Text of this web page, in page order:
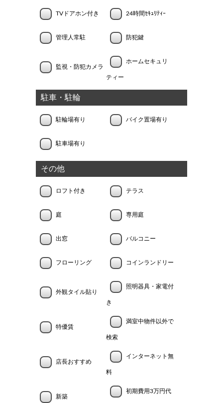
TVドアホン付き 24時間ｾｷｭﾘﾃｨｰ
管理人常駐 防犯鍵
監視・防犯カメラ
ホームセキュリ
ティー
駐車・駐輪
駐輪場有り バイク置場有り
駐車場有り
その他
ロフト付き テラス
庭 専用庭
出窓 バルコニー
フローリング コインランドリー
外観タイル貼り
照明器具・家電付
き
特優賃
満室中物件以外で
検索
店長おすすめ
インターネット無
料
新築
初期費用3万円代